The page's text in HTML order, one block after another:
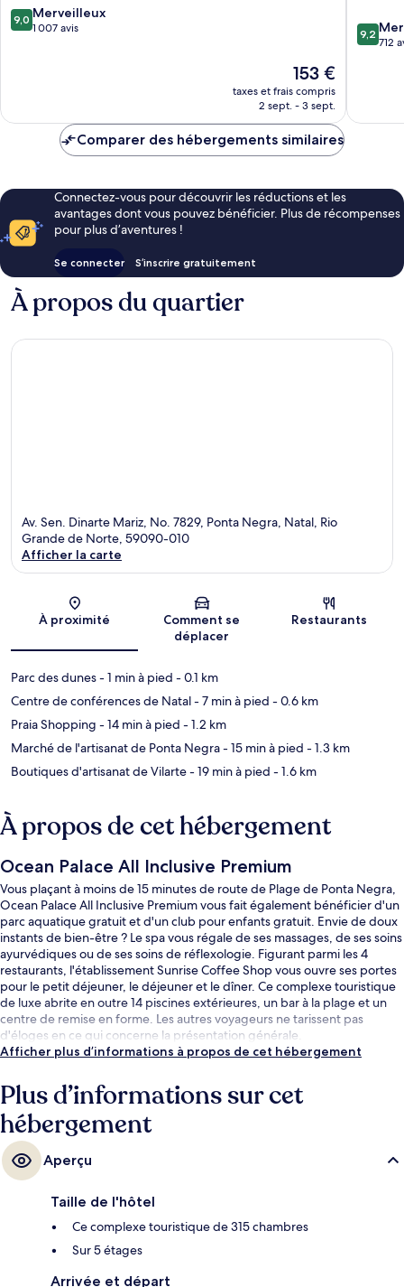
Resort
Avenue
9.0
sur
9,0 Merveilleux
1 007 avis
Le
nouveau
prix
de
153 €
taxes et frais compris
2 sept. - 3 sept.
9.2
sur
9,2
712
Comparer des hébergements similaires
Connectez-vous pour découvrir les réductions et les
avantages dont vous pouvez bénéficier. Plus de récompenses
pour plus d’aventures !
Se connecter S’inscrire gratuitement
À propos du quartier
Av. Sen. Dinarte Mariz, No. 7829, Ponta Negra, Natal, Rio
Grande de Norte, 59090-010
Afficher la carte
À proximité
Comment se
déplacer
Restaurants
Parc des dunes- 1 min à pied - 0.1 km
Centre de conférences de Natal- 7 min à pied - 0.6 km
Praia Shopping - 14 min à pied - 1.2 km
Marché de l'artisanat de Ponta Negra- 15 min à pied - 1.3 km
Boutiques d'artisanat de Vilarte- 19 min à pied - 1.6 km
À propos de cet hébergement
Ocean Palace All Inclusive Premium
Vous plaçant à moins de 15 minutes de route de Plage de Ponta Negra,
Ocean Palace All Inclusive Premium vous fait également bénéficier d'un
parc aquatique gratuit et d'un club pour enfants gratuit. Envie de doux
instants de bien-être ? Le spa vous régale de ses massages, de ses soins
ayurvédiques ou de ses soins de réflexologie. Figurant parmi les 4
restaurants, l'établissement Sunrise Coffee Shop vous ouvre ses portes
pour le petit déjeuner, le déjeuner et le dîner. Ce complexe touristique
de luxe abrite en outre 14 piscines extérieures, un bar à la plage et un
centre de remise en forme. Les autres voyageurs ne tarissent pas
d'éloges en ce qui concerne la présentation générale.
Afficher plus d’informations à propos de cet hébergement
Plus d’informations sur cet
hébergement
Aperçu
Taille de l'hôtel
Ce complexe touristique de 315 chambres
Sur 5 étages
Arrivée et départ